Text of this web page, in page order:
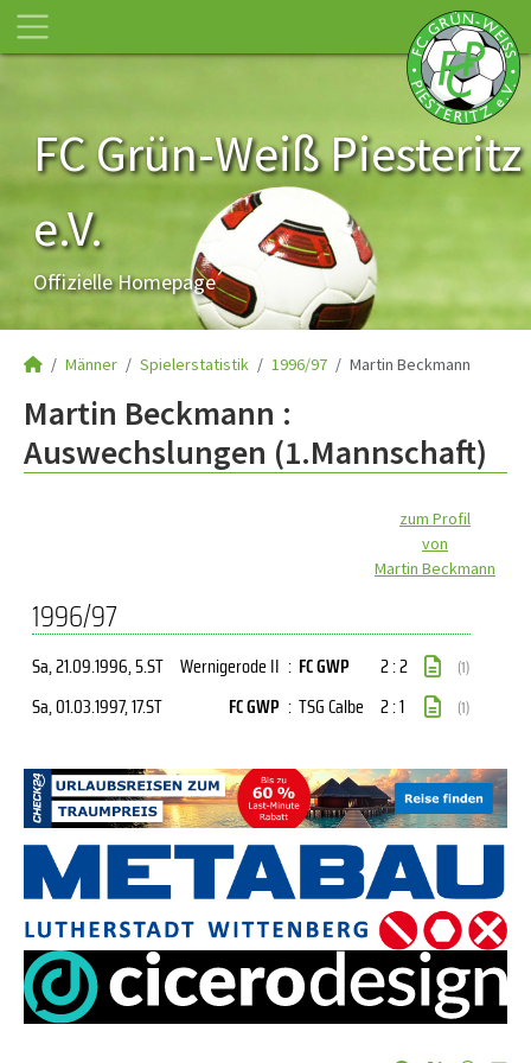
FC Grün-Weiß Piesteritz
e.V.
Offizielle Homepage
Männer Spielerstatistik 1996/97 Martin Beckmann
Martin Beckmann :
Auswechslungen (1.Mannschaft)
zum Profil
von
Martin Beckmann
1996/97
Sa, 21.09.1996, 5.ST Wernigerode II : FC GWP 2 : 2 (1)
Sa, 01.03.1997, 17.ST FC GWP : TSG Calbe 2 : 1 (1)